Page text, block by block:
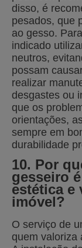
disso, é
pesados, que
ao gesso.
indicado
neutros,
possam
realizar
desgastes ou
que os
orientações,
sempre em
durabilidade
10. Por
gesseiro
estética e
imóvel?
O serviço de
quem valoriza